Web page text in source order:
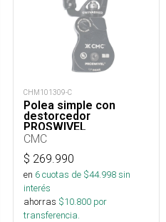
CHM101309-C
Polea simple con
destorcedor
PROSWIVEL
SWIVABINER 1.1 22kN
CMC
$ 269.990
en 6cuotas de $44.998sin
interés
ahorras $10.800 por
transferencia.